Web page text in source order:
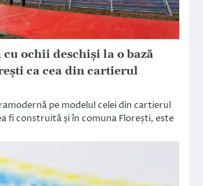
cu ochii deschiși la o bază
ca cea din cartierul
pe modelul celei din cartierul
fi construită și în comuna Florești, este